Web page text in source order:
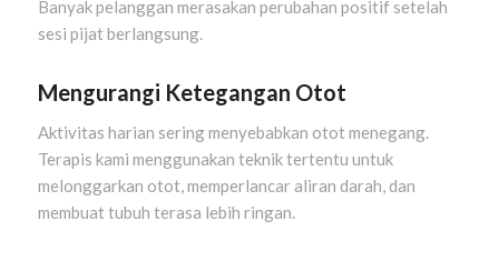
Banyak pelanggan merasakan perubahan positif setelah
sesi pijat berlangsung.
Mengurangi Ketegangan Otot
Aktivitas harian sering menyebabkan otot menegang.
Terapis kami menggunakan teknik tertentu untuk
melonggarkan otot, memperlancar aliran darah, dan
membuat tubuh terasa lebih ringan.